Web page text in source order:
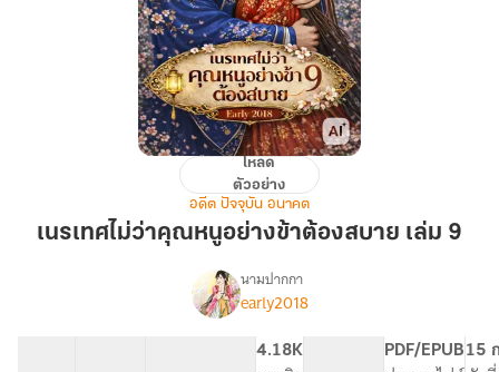
เนรเทศ
ว่า
คุณ
โหลด
ตัวอย่าง
อดีต ปัจจุบัน อนาคต
เนรเทศไม่ว่าคุณหนูอย่างข้าต้องสบาย เล่ม 9
เรื่อง
ไม่
นามปากกา
early2018
4.18K PDF/EPUB15